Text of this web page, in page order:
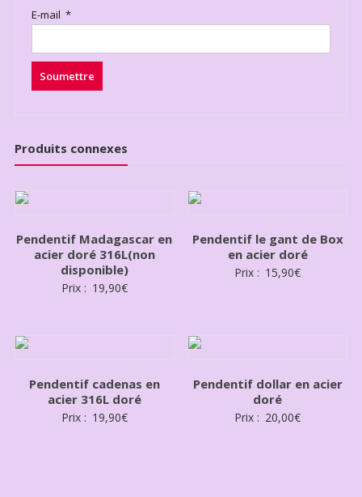
E-mail *
Produits connexes
Pendentif Madagascar en
acier doré 316L(non
disponible)
Prix : 19,90€
Pendentif le gant de Box
en acier doré
Prix : 15,90€
Pendentif cadenas en
acier 316L doré
Prix : 19,90€
Pendentif dollar en acier
doré
Prix : 20,00€